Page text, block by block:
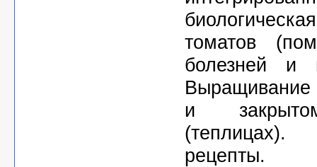
томатов
болезней и
и
(теплицах).
рецепты.